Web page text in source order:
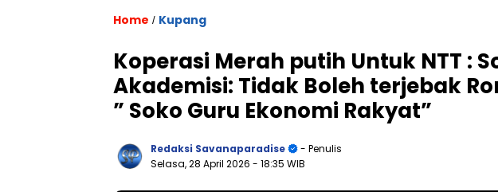
Home / Kupang
Koperasi Merah putih Untuk NTT :
Akademisi: Tidak Boleh terjebak
” Soko Guru Ekonomi Rakyat”
Redaksi Savanaparadise
- Penulis
Selasa, 28 April 2026 - 18:35 WIB